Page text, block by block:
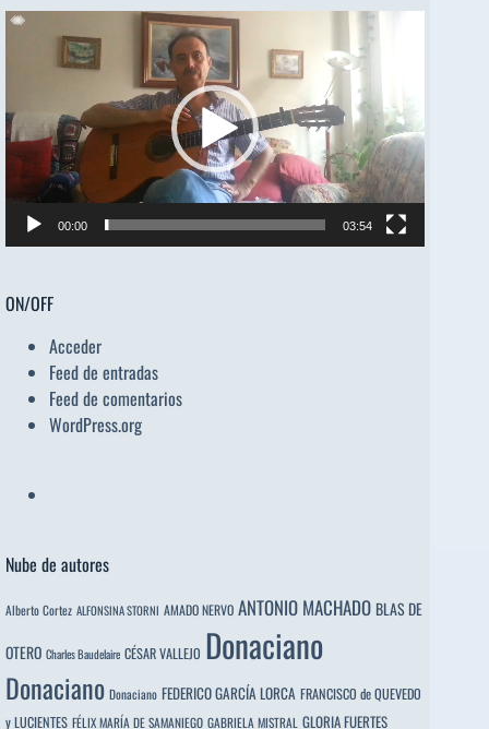
Reproductor
00:00 03:54
ON/OFF
Acceder
Feed de entradas
Feed de comentarios
WordPress.org
Nube de autores
Alberto Cortez ALFONSINA STORNI AMADO NERVO ANTONIO MACHADO BLAS DE
OTERO Charles Baudelaire CÉSAR VALLEJO Donaciano
Donaciano Donaciano FEDERICO GARCÍA LORCA FRANCISCO de QUEVEDO
y LUCIENTES FÉLIX MARÍA DE SAMANIEGO GABRIELA MISTRAL GLORIA FUERTES